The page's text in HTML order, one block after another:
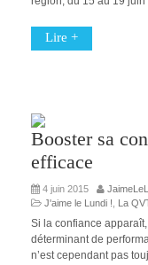
Lire +
Booster sa
efficace
4 juin 2015
J'aime le Lundi !
La
Si la confiance
déterminant de
n’est cependant pas